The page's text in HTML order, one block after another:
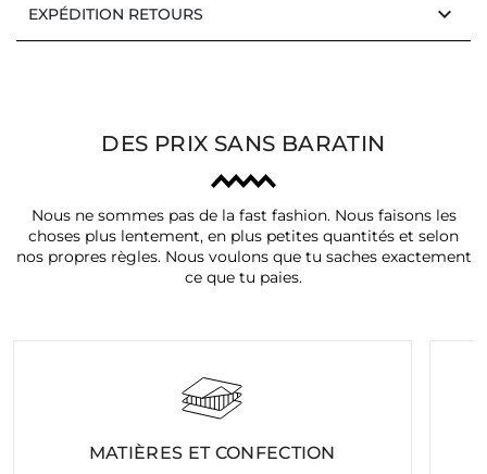
EXPÉDITION RETOURS keyboard_arrow_down
DES PRIX SANS BARATIN
Nous ne sommes pas de la fast fashion. Nous faisons les
choses plus lentement, en plus petites quantités et selon
nos propres règles. Nous voulons que tu saches exactement
ce que tu paies.
MATIÈRES ET CONFECTION